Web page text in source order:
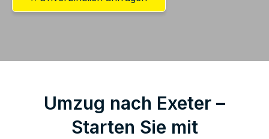
Umzug nach Exeter –
Starten Sie mit